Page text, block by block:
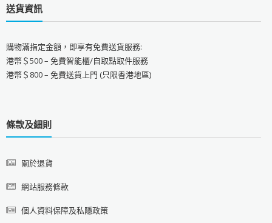
送貨資訊
購物滿指定金額，即享有免費送貨服務:
港幣＄500 – 免費智能櫃/自取點取件服務
港幣＄800 – 免費送貨上門 (只限香港地區)
條款及細則
關於退貨
網站服務條款
個人資料保障及私隱政策